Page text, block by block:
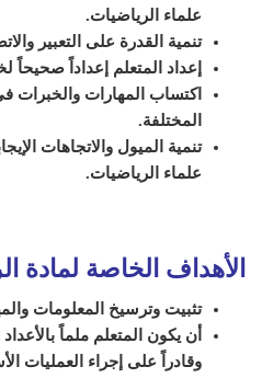
علماء الرياضيات.
تنمية القدرة على التعبير
إعداد المتعلم إعداداً صحيحاً
اكتساب المهارات والخبرات
المختلفة.
تنمية الميول والاتجاهات
علماء الرياضيات.
الأهداف الخاصة لمادة
تثبيت وترسيخ المعلومات
أن يكون المتعلم ملماً
وقادراً على إجراء العمليات